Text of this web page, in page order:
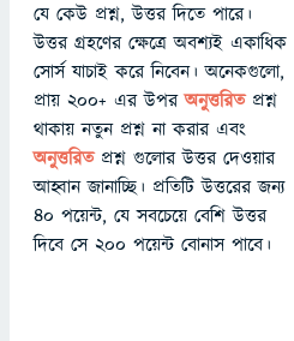
যে কেউ প্রশ্ন, উত্তর দিতে পারে।
উত্তর গ্রহণের ক্ষেত্রে অবশ্যই একাধিক
সোর্স যাচাই করে নিবেন। অনেকগুলো,
প্রায় ২০০+ এর উপরঅনুত্তরিতপ্রশ্ন
থাকায় নতুন প্রশ্ন না করার এবং
অনুত্তরিত প্রশ্ন গুলোর উত্তর দেওয়ার
আহ্বান জানাচ্ছি। প্রতিটি উত্তরের জন্য
৪০ পয়েন্ট, যে সবচেয়ে বেশি উত্তর
দিবে সে ২০০ পয়েন্ট বোনাস পাবে।